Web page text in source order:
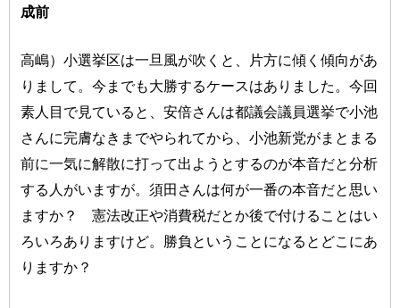
成前
高嶋）小選挙区は一旦風が吹くと、片方に傾く傾向があ
りまして。今までも大勝するケースはありました。今回
素人目で見ていると、安倍さんは都議会議員選挙で小池
さんに完膚なきまでやられてから、小池新党がまとまる
前に一気に解散に打って出ようとするのが本音だと分析
する人がいますが。須田さんは何が一番の本音だと思い
ますか？ 憲法改正や消費税だとか後で付けることはい
ろいろありますけど。勝負ということになるとどこにあ
りますか？